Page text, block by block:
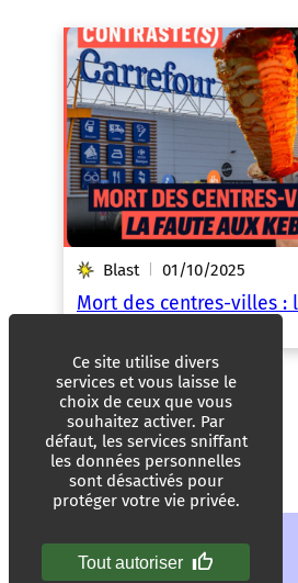
Blast 01/10/2025
Mort des centres-villes :
Ce site utilise divers
services et vous laisse le
choix de ceux que vous
souhaitez activer. Par
défaut, les services sniffant
les données personnelles
sont désactivés pour
protéger votre vie privée.
Tout autoriser